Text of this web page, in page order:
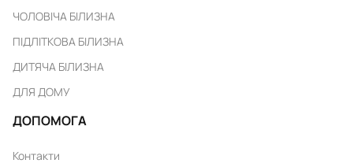
ЧОЛОВІЧА БІЛИЗНА
ПІДЛІТКОВА БІЛИЗНА
ДИТЯЧА БІЛИЗНА
ДЛЯ ДОМУ
ДОПОМОГА
Контакти